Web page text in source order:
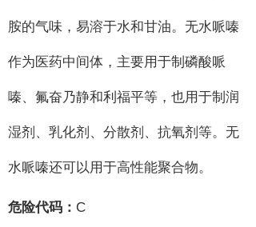
胺的气味，易溶于水和甘油。无水哌嗪
作为医药中间体，主要用于制磷酸哌
嗪、氟奋乃静和利福平等，也用于制润
湿剂、乳化剂、分散剂、抗氧剂等。无
水哌嗪还可以用于高性能聚合物。
危险代码： C